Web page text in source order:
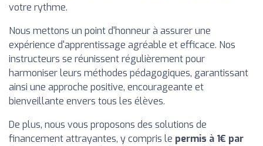
votre rythme.
Nous mettons un point d'honneur à assurer une
expérience d'apprentissage agréable et efficace. Nos
instructeurs se réunissent régulièrement pour
harmoniser leurs méthodes pédagogiques, garantissant
ainsi une approche positive, encourageante et
bienveillante envers tous les élèves.
De plus, nous vous proposons des solutions de
financement attrayantes, y compris le permis à 1€ par